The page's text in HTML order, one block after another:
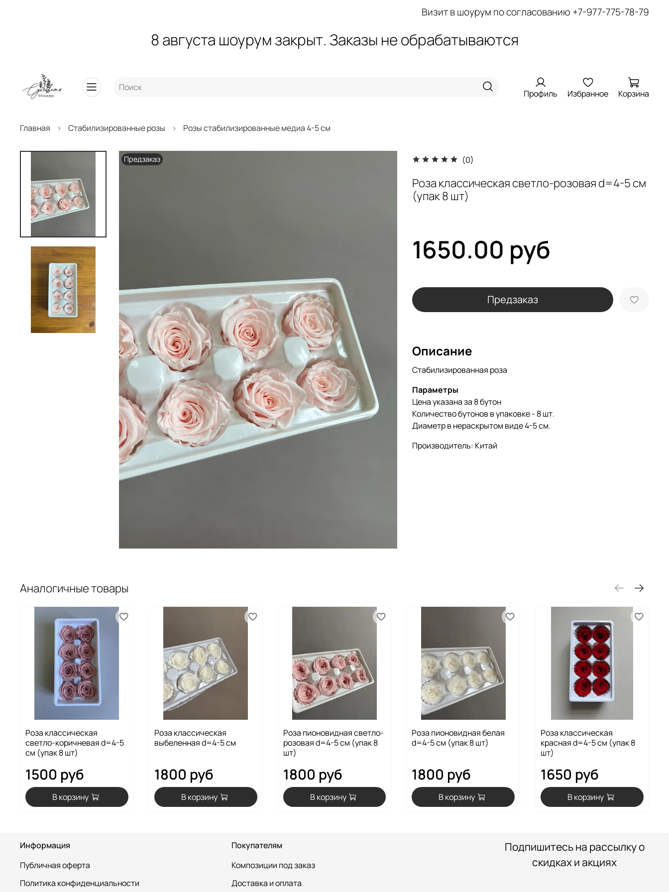
Визит в шоурум по согласованию +7-977-775-78-79
8 августа шоурум закрыт. Заказы не обрабатываются
Профиль Избранное Корзина
Главная Стабилизированные розы Розы стабилизированные медиа 4-5 см
Предзаказ (0)
Роза классическая светло-розовая d=4-5 см
(упак 8 шт)
1650.00 руб
Предзаказ
Описание
Стабилизированная роза
Параметры
Цена указана за 8 бутон
Количество бутонов в упаковке - 8 шт.
Диаметр в нераскрытом виде 4-5 см.
Производитель: Китай
Аналогичные товары
Роза классическая
светло-коричневая d=4-5
см (упак 8 шт)
1500 руб
В корзину
Роза классическая
выбеленная d=4-5 см
1800 руб
В корзину
Роза пионовидная светло-
розовая d=4-5 см (упак 8
шт)
1800 руб
В корзину
Роза пионовидная белая
d=4-5 см (упак 8 шт)
1800 руб
В корзину
Роза классическая
красная d=4-5 см (упак 8
шт)
1650 руб
В корзину
Информация
Публичная оферта
Политика конфиденциальности
Покупателям
Композиции под заказ
Доставка и оплата
Подпишитесь на рассылку о
скидках и акциях